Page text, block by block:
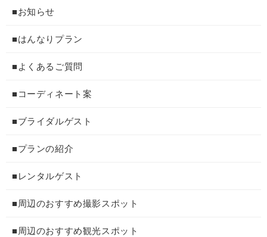
■お知らせ
■はんなりプラン
■よくあるご質問
■コーディネート案
■ブライダルゲスト
■プランの紹介
■レンタルゲスト
■周辺のおすすめ撮影スポット
■周辺のおすすめ観光スポット